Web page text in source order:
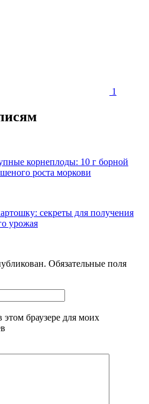
1
корнеплоды: 10 г борной
роста моркови
секреты для получения
урожая
Обязательные поля
браузере для моих